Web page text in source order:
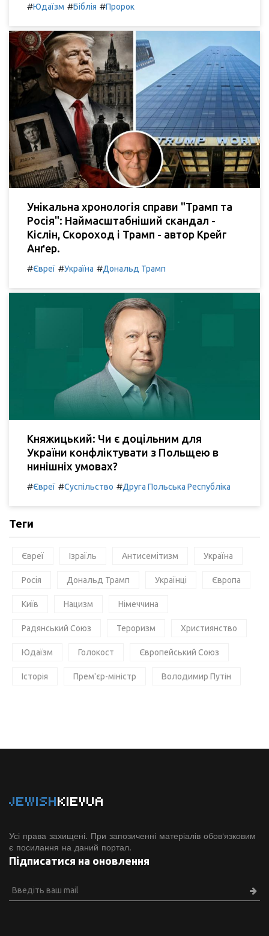
#Юдаїзм #Біблія #Пророк
Унікальна хронологія справи "Трамп та
Росія": Наймасштабніший скандал -
Кіслін, Скороход і Трамп - автор Крейг
Анґер.
#Євреї #Україна #Дональд Трамп
Княжицький: Чи є доцільним для
України конфліктувати з Польщею в
нинішніх умовах?
#Євреї #Суспільство #Друга Польська Республіка
Теги
Євреї Ізраїль Антисемітизм Україна
Росія Дональд Трамп Українці Європа
Київ Нацизм Німеччина
Радянський Союз Тероризм Християнство
Юдаїзм Голокост Європейський Союз
Історія Прем'єр-міністр Володимир Путін
JEWISHKIEVUA
Усі права захищені. При запозиченні матеріалів обов'язковим
є посилання на даний портал.
Підписатися на оновлення